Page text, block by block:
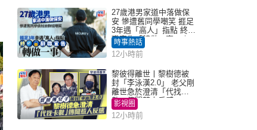
27歲港男家道中落做保
安 慘遭舊同學嘲笑 捱足
3年遇「高人」指點 終辭
職宣告「轉做一事」｜
Juicy叮
時事熱話
12小時前
黎彼得離世丨黎樹德被
封「李泳漢2.0」 老父剛
離世急於澄清「代找卡
數」傳聞惹人反感
影視圈
12小時前